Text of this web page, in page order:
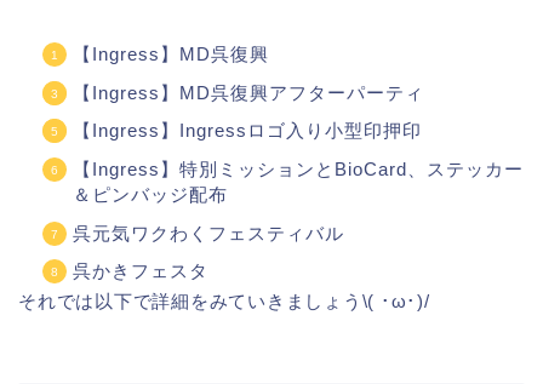
【Ingress】MD呉復興
【Ingress】MD呉復興アフターパーティ
【Ingress】Ingressロゴ入り小型印押印
【Ingress】特別ミッションとBioCard、ステッカー
＆ピンバッジ配布
呉元気ワクわくフェスティバル
呉かきフェスタ
それでは以下で詳細をみていきましょう\( ･ω･)/